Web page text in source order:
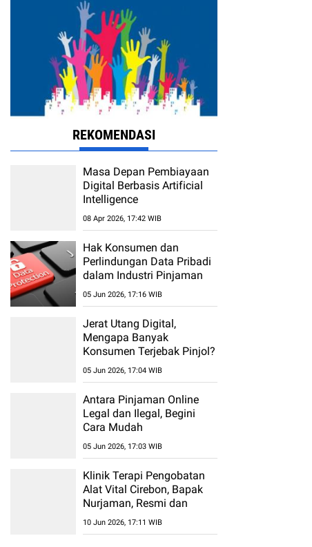
REKOMENDASI
Masa Depan Pembiayaan
Digital Berbasis Artificial
Intelligence
08 Apr 2026, 17:42 WIB
Hak Konsumen dan
Perlindungan Data Pribadi
dalam Industri Pinjaman
Online (Fintech)
05 Jun 2026, 17:16 WIB
Jerat Utang Digital,
Mengapa Banyak
Konsumen Terjebak Pinjol?
05 Jun 2026, 17:04 WIB
Antara Pinjaman Online
Legal dan Ilegal, Begini
Cara Mudah
Membedakannya
05 Jun 2026, 17:03 WIB
Klinik Terapi Pengobatan
Alat Vital Cirebon, Bapak
Nurjaman, Resmi dan
Permanen Tanpa Efek
Samping
10 Jun 2026, 17:11 WIB